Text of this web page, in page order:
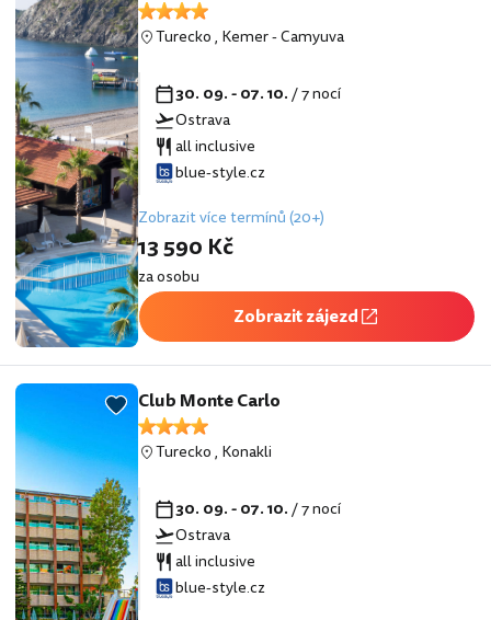
Turecko, Kemer-Camyuva
30. 09. - 07. 10./ 7 nocí
Ostrava
all inclusive
blue-style.cz
Zobrazit více termínů (20+)
13 590 Kč
za osobu
Zobrazit zájezd
Club Monte Carlo
Turecko, Konakli
30. 09. - 07. 10./ 7 nocí
Ostrava
all inclusive
blue-style.cz